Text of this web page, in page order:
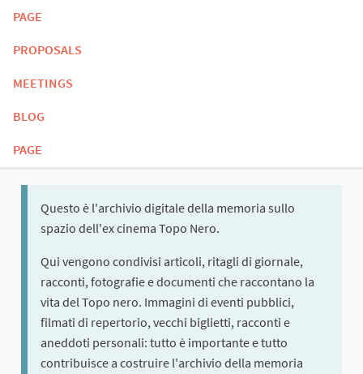
PAGE
PROPOSALS
MEETINGS
BLOG
PAGE
Questo è l'archivio digitale della memoria sullo
spazio dell'ex cinema Topo Nero.
Qui vengono condivisi articoli, ritagli di giornale,
racconti, fotografie e documenti che raccontano la
vita del Topo nero. Immagini di eventi pubblici,
filmati di repertorio, vecchi biglietti, racconti e
aneddoti personali: tutto è importante e tutto
contribuisce a costruire l'archivio della memoria